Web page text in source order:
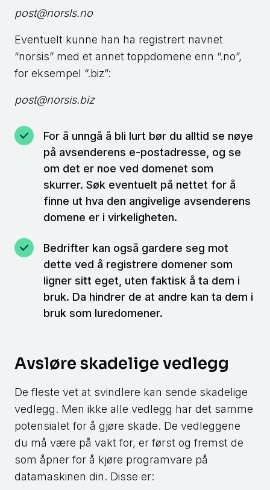
post@norsls.no
Eventuelt kunne han ha registrert navnet
“norsis” med et annet toppdomene enn “.no”,
for eksempel “.biz”:
post@norsis.biz
For å unngå å bli lurt bør du alltid se nøye
på avsenderens e-postadresse, og se
om det er noe ved domenet som
skurrer. Søk eventuelt på nettet for å
finne ut hva den angivelige avsenderens
domene er i virkeligheten.
Bedrifter kan også gardere seg mot
dette ved å registrere domener som
ligner sitt eget, uten faktisk å ta dem i
bruk. Da hindrer de at andre kan ta dem i
bruk som luredomener.
Avsløre skadelige vedlegg
De fleste vet at svindlere kan sende skadelige
vedlegg. Men ikke alle vedlegg har det samme
potensialet for å gjøre skade. De vedleggene
du må være på vakt for, er først og fremst de
som åpner for å kjøre programvare på
datamaskinen din. Disse er: